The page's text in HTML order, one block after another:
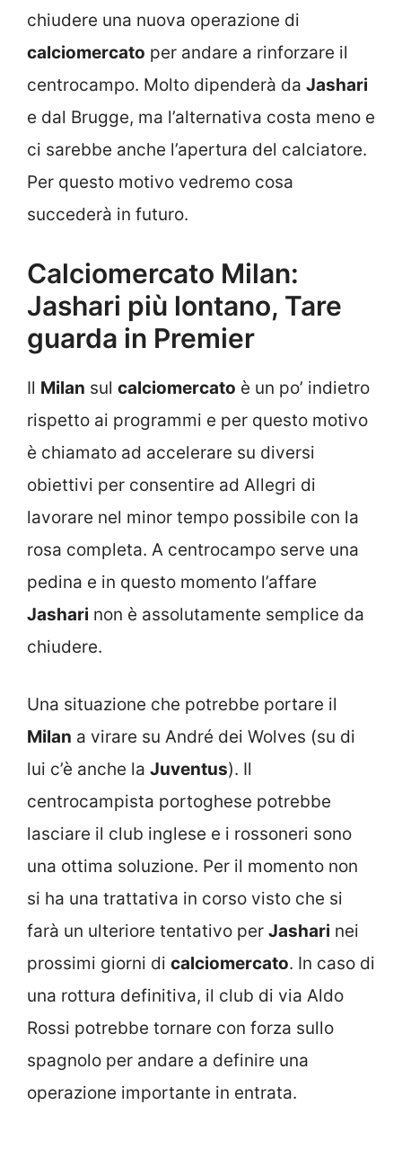
chiudere una nuova operazione di
calciomercato per andare a rinforzare il
centrocampo. Molto dipenderà da Jashari
e dal Brugge, ma l’alternativa costa meno e
ci sarebbe anche l’apertura del calciatore.
Per questo motivo vedremo cosa
succederà in futuro.
Calciomercato Milan:
Jashari più lontano, Tare
guarda in Premier
Il Milan sul calciomercato è un po’ indietro
rispetto ai programmi e per questo motivo
è chiamato ad accelerare su diversi
obiettivi per consentire ad Allegri di
lavorare nel minor tempo possibile con la
rosa completa. A centrocampo serve una
pedina e in questo momento l’affare
Jashari non è assolutamente semplice da
chiudere.
Una situazione che potrebbe portare il
Milan a virare su André dei Wolves (su di
lui c’è anche la Juventus). Il
centrocampista portoghese potrebbe
lasciare il club inglese e i rossoneri sono
una ottima soluzione. Per il momento non
si ha una trattativa in corso visto che si
farà un ulteriore tentativo per Jashari nei
prossimi giorni di calciomercato. In caso di
una rottura definitiva, il club di via Aldo
Rossi potrebbe tornare con forza sullo
spagnolo per andare a definire una
operazione importante in entrata.